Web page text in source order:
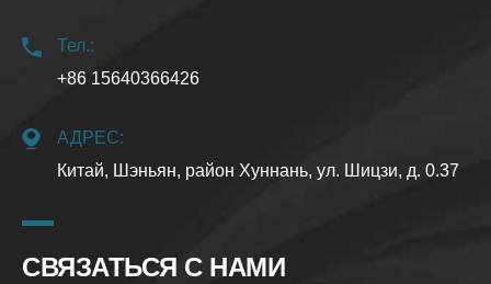
Тел.:
+86 15640366426
АДРЕС:
Китай, Шэньян, район Хуннань, ул. Шицзи, д. 0.37
СВЯЗАТЬСЯ С НАМИ